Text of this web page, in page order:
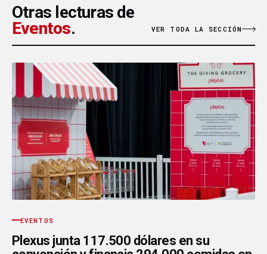
Otras lecturas de
Eventos. VER TODA LA SECCIÓN
EVENTOS
Plexus junta 117.500 dólares en su